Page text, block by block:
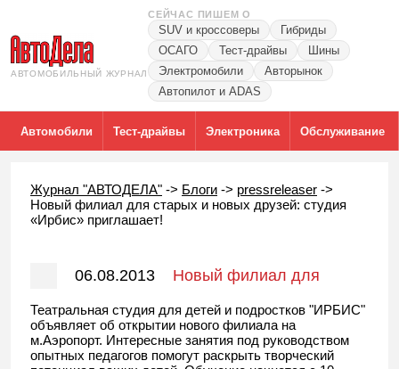
АВТОМОБИЛЬНЫЙ ЖУРНАЛ
СЕЙЧАС ПИШЕМ О
SUV и кроссоверы
Гибриды
ОСАГО
Тест-драйвы
Шины
Электромобили
Авторынок
Автопилот и ADAS
Автомобили Тест-драйвы Электроника Обслуживание
Журнал "АВТОДЕЛА" -> Блоги -> pressreleaser ->
Новый филиал для старых и новых друзей: студия
«Ирбис» приглашает!
06.08.2013
Новый филиал для
старых и новых друзей: студия
«Ирбис» приглашает!
Театральная студия для детей и подростков "ИРБИС"
объявляет об открытии нового филиала на
м.Аэропорт. Интересные занятия под руководством
опытных педагогов помогут раскрыть творческий